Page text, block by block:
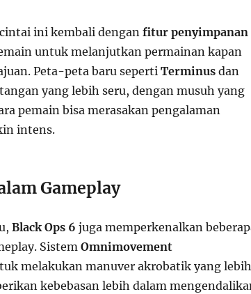
ini kembali dengan fitur penyimpanan
untuk melanjutkan permainan kapan
Peta-peta baru seperti Terminusdan
yang lebih seru, dengan musuh yang
pemain bisa merasakan pengalaman
intens.
Gameplay
Black Ops 6 juga memperkenalkan
Sistem Omnimovement
melakukan manuver akrobatik yang lebih
kebebasan lebih dalam